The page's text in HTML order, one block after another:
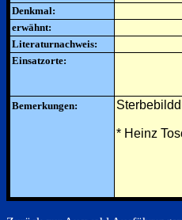
Denkmal:
erwähnt:
Literaturnachweis:
Einsatzorte:
Bemerkungen:
* Heinz